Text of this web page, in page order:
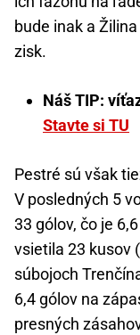
bude inak a
zisk.
Náš TIP:
Stavte si TU
Pestré sú však
V posledných 5
33 gólov, čo je
vsietila 23 kusov
súbojoch
6,4 gólov na
presných